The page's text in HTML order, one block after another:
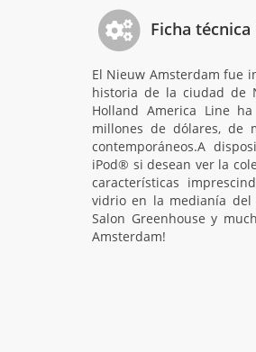
Ficha
El Nieuw Amsterdam fue
historia de la ciudad de
Holland America Line
millones de dólares, de
contemporáneos.A
iPod® si desean ver la
características
vidrio en la medianía del
Salon Greenhouse y
Amsterdam!